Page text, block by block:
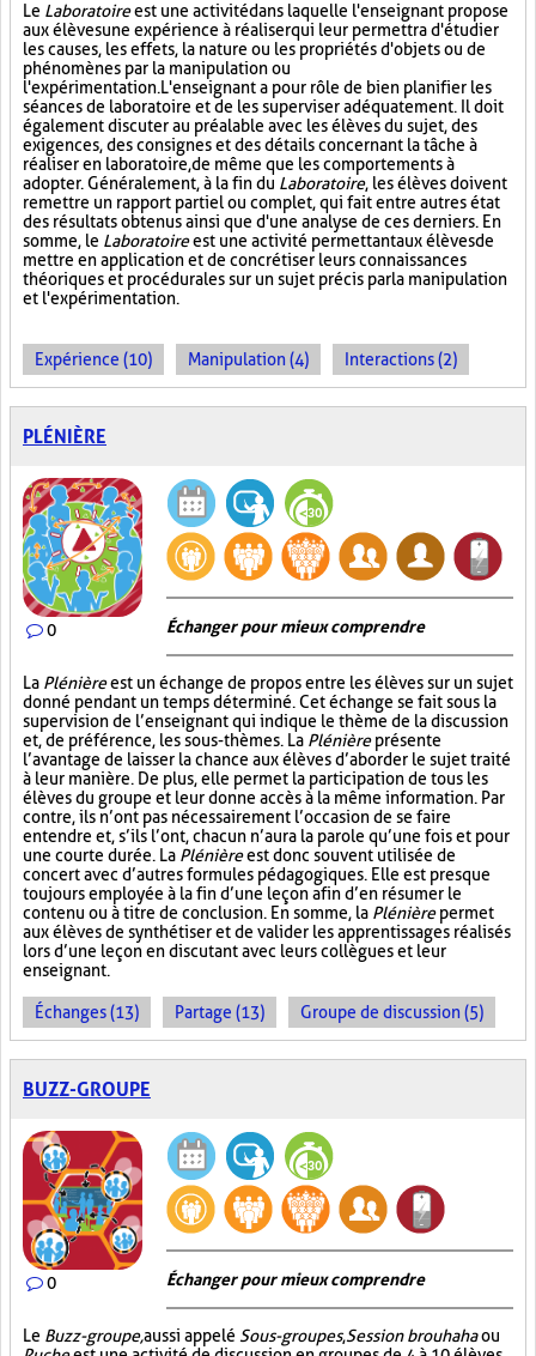
Le Laboratoireest une activité dans laquelle l'enseignant propose
aux élèves une expérience à réaliser qui leur permettra d'étudier
les causes, les effets, la nature ou les propriétés d'objets ou de
phénomènes par la manipulation ou
l'expérimentation. L'enseignant a pour rôle de bien planifier les
séances de laboratoire et de les superviser adéquatement. Il doit
également discuter au préalable avec les élèves du sujet, des
exigences, des consignes et des détails concernant la tâche à
réaliser en laboratoire, de même que les comportements à
adopter. Généralement, à la fin du Laboratoire, les élèves doivent
remettre un rapport partiel ou complet, qui fait entre autres état
des résultats obtenus ainsi que d'une analyse de ces derniers. En
somme, le Laboratoireest une activité permettant aux élèves de
mettre en application et de concrétiser leurs connaissances
théoriques et procédurales sur un sujet précis par la manipulation
et l'expérimentation.
Expérience (10) Manipulation (4) Interactions (2)
PLÉNIÈRE
0 Échanger pour mieux comprendre
La Plénièreest un échange de propos entre les élèves sur un sujet
donné pendant un temps déterminé. Cet échange se fait sous la
supervision de l’enseignant qui indique le thème de la discussion
et, de préférence, les sous-thèmes. La Plénièreprésente
l’avantage de laisser la chance aux élèves d’aborder le sujet traité
à leur manière. De plus, elle permet la participation de tous les
élèves du groupe et leur donne accès à la même information. Par
contre, ils n’ont pas nécessairement l’occasion de se faire
entendre et, s’ils l’ont, chacun n’aura la parole qu’une fois et pour
une courte durée. La Plénièreest donc souvent utilisée de
concert avec d’autres formules pédagogiques. Elle est presque
toujours employée à la fin d’une leçon afin d’en résumer le
contenu ou à titre de conclusion. En somme, la Plénièrepermet
aux élèves de synthétiser et de valider les apprentissages réalisés
lors d’une leçon en discutant avec leurs collègues et leur
enseignant.
Échanges (13) Partage (13) Groupe de discussion (5)
BUZZ-GROUPE
0 Échanger pour mieux comprendre
Le Buzz-groupe,aussi appelé Sous-groupes,Session brouhahaou